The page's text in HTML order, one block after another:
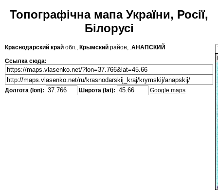
Топографічна мапа України, Росії,
Білорусі
Краснодарский край обл., Крымский район, .АНАПСКИЙ
Ссылка сюда:
Долгота (lon): Широта (lat): Google maps